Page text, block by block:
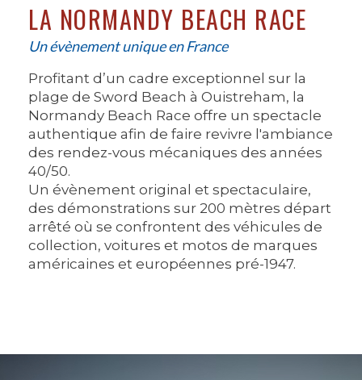
LA NORMANDY BEACH RACE
Un évènement unique en France
Profitant d’un cadre exceptionnel sur la
plage de Sword Beach à Ouistreham, la
Normandy Beach Race offre un spectacle
authentique afin de faire revivre l'ambiance
des rendez-vous mécaniques des années
40/50.
Un évènement original et spectaculaire,
des démonstrations sur 200 mètres départ
arrêté où se confrontent des véhicules de
collection, voitures et motos de marques
américaines et européennes pré-1947.